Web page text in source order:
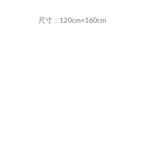
尺寸：120cm×160cm